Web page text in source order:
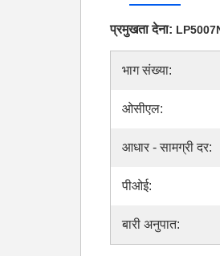
प्रमुखता देना:
भाग संख्या:
ओसीएल:
आधार - सामग्री दर:
पीओई:
बारी अनुपात: